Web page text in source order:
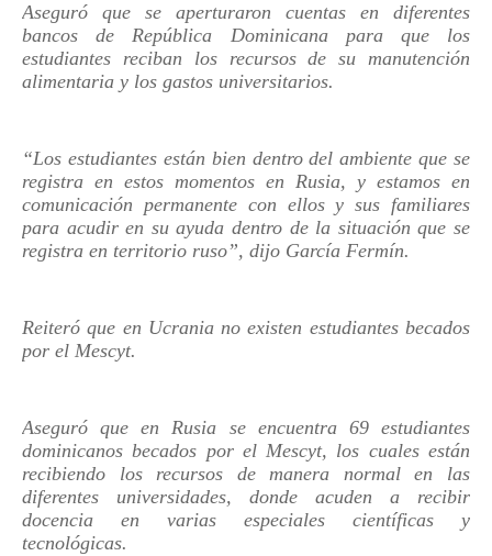
Aseguró que se aperturaron cuentas en diferentes
bancos de República Dominicana para que los
estudiantes reciban los recursos de su manutención
alimentaria y los gastos universitarios.
“Los estudiantes están bien dentro del ambiente que se
registra en estos momentos en Rusia, y estamos en
comunicación permanente con ellos y sus familiares
para acudir en su ayuda dentro de la situación que se
registra en territorio ruso”, dijo García Fermín.
Reiteró que en Ucrania no existen estudiantes becados
por el Mescyt.
Aseguró que en Rusia se encuentra 69 estudiantes
dominicanos becados por el Mescyt, los cuales están
recibiendo los recursos de manera normal en las
diferentes universidades, donde acuden a recibir
docencia en varias especiales científicas y
tecnológicas.